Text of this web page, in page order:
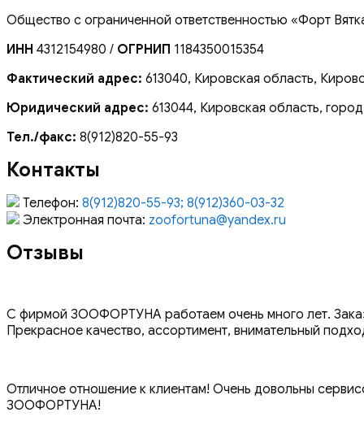
Общество с ограниченной ответственностью «Форт
ИНН 4312154980 / ОГРНИП 1184350015354
Фактический адрес: 613040, Кировская область,
Юридический адрес: 613044, Кировская область,
Тел./факс: 8(912)820-55-93
Контакты
Телефон: 8(912)820-55-93; 8(912)360-03-32
Электронная почта: zoofortuna@yandex.ru
Отзывы
С фирмой ЗООФОРТУНА работаем очень много лет.
Прекрасное качество, ассортимент, внимательный
Отличное отношение к клиентам! Очень довольны
ЗООФОРТУНА!